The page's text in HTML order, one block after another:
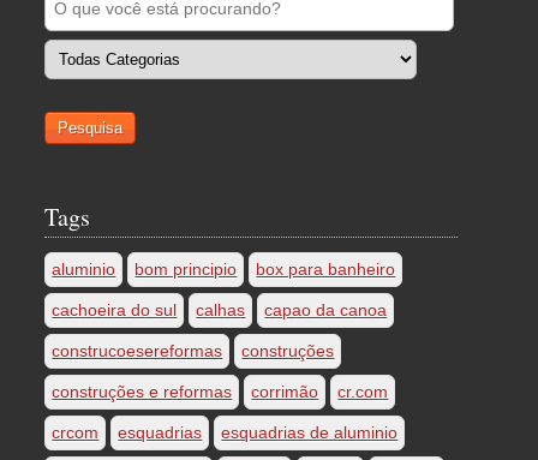
Tags
aluminio bom principio box para banheiro
cachoeira do sul calhas capao da canoa
construcoesereformas construções
construções e reformas corrimão cr.com
crcom esquadrias esquadrias de aluminio